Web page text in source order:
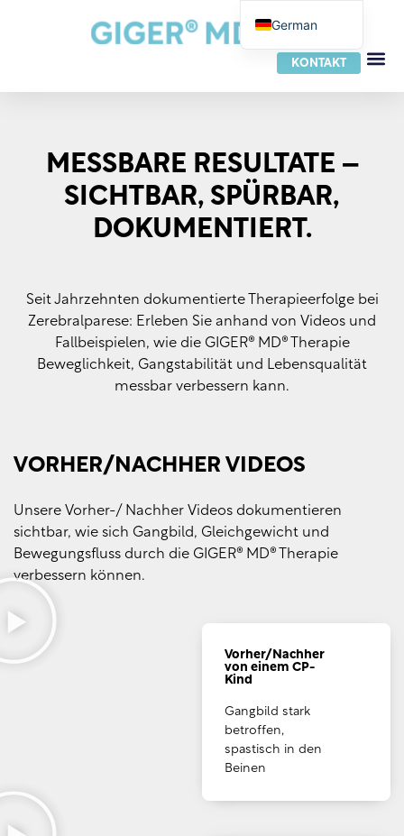
KONTAKT
MESSBARE RESULTATE –
SICHTBAR, SPÜRBAR,
DOKUMENTIERT.
Seit Jahrzehnten dokumentierte Therapieerfolge bei
Zerebralparese: Erleben Sie anhand von Videos und
Fallbeispielen, wie die GIGER® MD® Therapie
Beweglichkeit, Gangstabilität und Lebensqualität
messbar verbessern kann.
VORHER/NACHHER VIDEOS
Unsere Vorher-/ Nachher Videos dokumentieren
sichtbar, wie sich Gangbild, Gleichgewicht und
Bewegungsfluss durch die GIGER® MD® Therapie
verbessern können.
Vorher/Nachher
von einem CP-
Kind
Gangbild stark
betroffen,
spastisch in den
Beinen
German
English
Spanish
Portuguese
Norwegian
Swedish
Finnish
Slovak
Czech
Slovenian
Hungarian
Estonian
Latvian
Romanian
Serbian
Ukrainian